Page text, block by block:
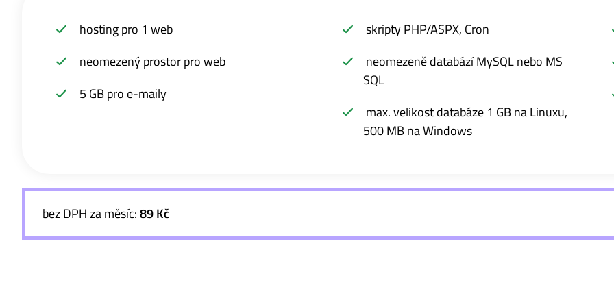
hosting pro 1 web
neomezený prostor pro web
5 GB pro e-maily
skripty PHP/ASPX, Cron
neomezeně databází MySQL nebo MS
SQL
max. velikost databáze 1 GB na Linuxu,
500 MB na Windows
bez DPH za měsíc:89 Kč